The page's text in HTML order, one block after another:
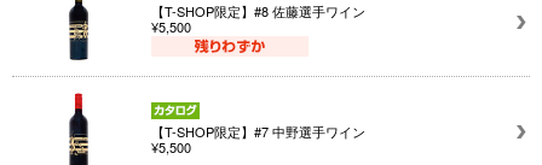
【T-SHOP限定】#8 佐藤選手ワイン
¥5,500
【T-SHOP限定】#7 中野選手ワイン
¥5,500